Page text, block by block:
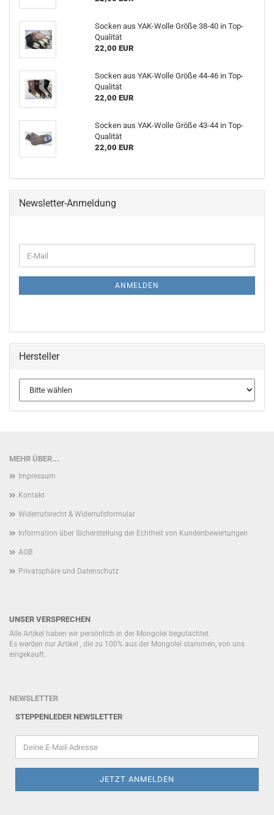
Socken aus YAK-Wolle Größe 38-40 in Top-
Qualität
22,00 EUR
Socken aus YAK-Wolle Größe 44-46 in Top-
Qualität
22,00 EUR
Socken aus YAK-Wolle Größe 43-44 in Top-
Qualität
22,00 EUR
Newsletter-Anmeldung
ZUR
E-
Mail
ANMELDEN
Hersteller
MEHR ÜBER...
Impressum
Kontakt
Widerrufsrecht & Widerrufsformular
Information über Sicherstellung der Echtheit von Kundenbewertungen
AGB
Privatsphäre und Datenschutz
UNSER VERSPRECHEN
Alle Artikel haben wir persönlich in der Mongolei begutachtet.
Es werden nur Artikel , die zu 100% aus der Mongolei stammen, von uns
eingekauft.
NEWSLETTER
STEPPENLEDER NEWSLETTER